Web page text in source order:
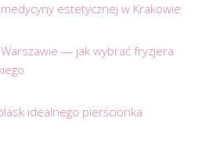
medycyny estetycznej w Krakowie
— jak wybrać fryzjera
idealnego pierścionka